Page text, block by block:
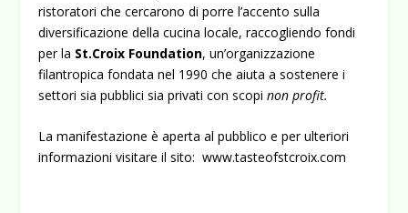
ristoratori che cercarono di porre l’accento sulla
diversificazione della cucina locale, raccogliendo fondi
per la St.Croix Foundation, un’organizzazione
filantropica fondata nel 1990 che aiuta a sostenere i
settori sia pubblici sia privati con scopinon profit.
La manifestazione è aperta al pubblico e per ulteriori
informazioni visitare il sito:www.tasteofstcroix.com